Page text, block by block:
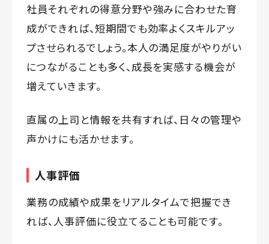
社員それぞれの得意分野や強みに合わせた育
成ができれば、短期間でも効率よくスキルアッ
プさせられるでしょう。本人の満足度がやりがい
につながることも多く、成長を実感する機会が
増えていきます。
直属の上司と情報を共有すれば、日々の管理や
声かけにも活かせます。
人事評価
業務の成績や成果をリアルタイムで把握でき
れば、人事評価に役立てることも可能です。